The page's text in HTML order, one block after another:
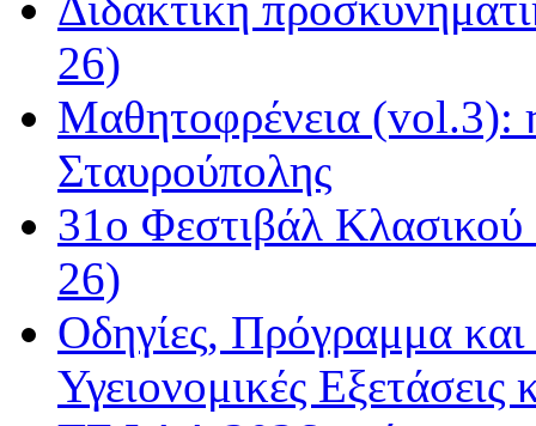
26)
Μαθητοφρένεια (vol.3):
Σταυρούπολης
31ο Φεστιβάλ
26)
Οδηγίες, Πρόγραμμα και
Υγειονομικές Εξετάσεις